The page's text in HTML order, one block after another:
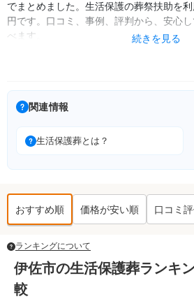
でまとめました。生活保護の葬祭扶助を
円です。口コミ、事例、評判から、安心
べます。
続きを見る
関連情報
生活保護葬とは？
おすすめ順 価格が安い順 口コミ
ランキングについて
伊佐市の生活保護葬ランキ
較